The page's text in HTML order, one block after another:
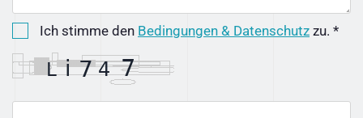
Ich stimme den Bedingungen & Datenschutz zu. *